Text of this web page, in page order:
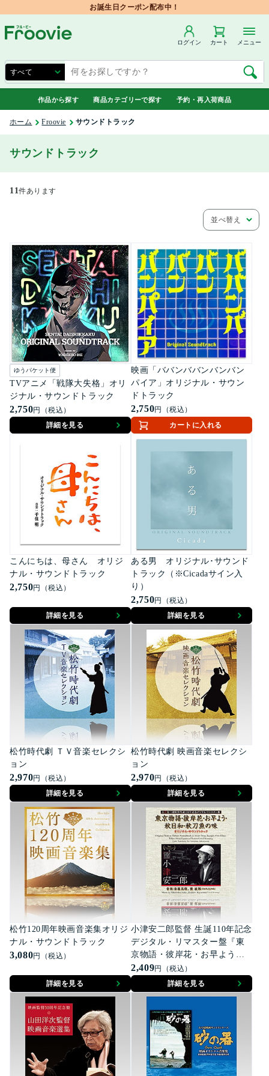
お誕生日クーポン配布中！
ログイン カート メニュー
作品から探す 商品カテゴリーで探す 予約・再入荷商品
ホーム Froovie サウンドトラック
サウンドトラック
11件あります
並べ替え
ゆうパケット便
TVアニメ「戦隊大失格」オリ
ジナル・サウンドトラック
2,750円（税込）
詳細を見る
映画「ババンババンバンバン
パイア」オリジナル・サウン
ドトラック
2,750円（税込）
カートに入れる
こんにちは、母さん オリジ
ナル・サウンドトラック
2,750円（税込）
詳細を見る
ある男 オリジナル･サウンド
トラック（※Cicadaサイン入
り）
2,750円（税込）
詳細を見る
松竹時代劇 ＴＶ音楽セレクシ
ョン
2,970円（税込）
詳細を見る
松竹時代劇 映画音楽セレクシ
ョン
2,970円（税込）
詳細を見る
松竹120周年映画音楽集オリジ
ナル・サウンドトラック
3,080円（税込）
詳細を見る
小津安二郎監督 生誕110年記念
デジタル・リマスター盤『東
京物語・彼岸花・お早よう・
秋日和・秋刀魚の味』オリジ
ナルサウンドトラック
2,409円（税込）
詳細を見る